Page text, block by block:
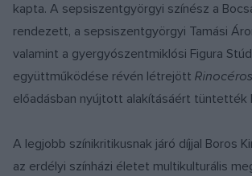
kapta. A sepsiszentgyörgyi színész a
rendezett, a sepsiszentgyörgyi Tamási
valamint a gyergyószentmiklósi Figura
együttműködése révén létrejött
előadásban nyújtott alakításáért tüntették
A legjobb színikritikusnak járó díjjal Boros
az erdélyi színházi életet multikulturális